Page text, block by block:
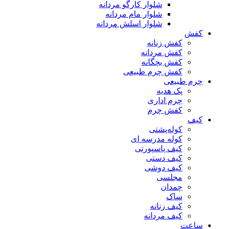
شلوار کارگو مردانه
شلوار مام مردانه
شلوار اسلش مردانه
کفش
کفش زنانه
کفش مردانه
کفش بچگانه
کفش چرم طبیعی
چرم طبیعی
پک هدیه
چرم اداری
کفش چرم
کیف
کوله‌پشتی
کوله مدرسه ای
کیف پاسپورتی
کیف دستی
کیف دوشی
مجلسی
چمدان
ساک
کیف زنانه
کیف مردانه
ساعت